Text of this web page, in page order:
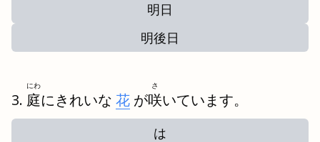
明日
明後日
庭
にわ
にきれいな 花 が咲
さ
いています。
は